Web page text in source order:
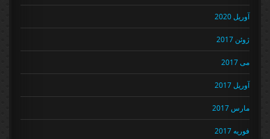
آوریل 2020
ژوئن 2017
می 2017
آوریل 2017
مارس 2017
فوریه 2017